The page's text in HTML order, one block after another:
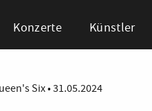
Konzerte Künstler
Six•31.05.2024